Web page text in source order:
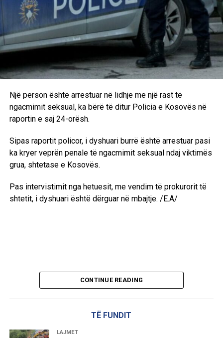
Një person është arrestuar në lidhje me një rast të
ngacmimit seksual, ka bërë të ditur Policia e Kosovës në
raportin e saj 24-orësh.
Sipas raportit policor, i dyshuari burrë është arrestuar pasi
ka kryer veprën penale të ngacmimit seksual ndaj viktimës
grua, shtetase e Kosovës.
Pas intervistimit nga hetuesit, me vendim të prokurorit të
shtetit, i dyshuari është dërguar në mbajtje. /E.A/
CONTINUE READING
TË FUNDIT
LAJMET